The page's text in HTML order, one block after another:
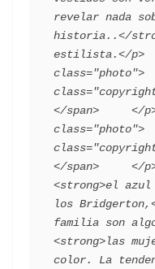
revelar nada
historia..</
estilista.</p>
</span>     </
</span>     </
<strong>el
los
familia son
<strong>las
color. La